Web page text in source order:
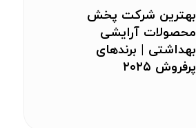
بهترین شرکت پخش
محصولات آرایشی
بهداشتی | برندهای
پرفروش ۲۰۲۵